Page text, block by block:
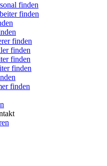
finden
finden
finden
finden
finden
finden
finden